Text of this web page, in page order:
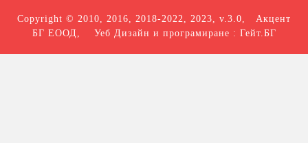
Copyright © 2010, 2016, 2018-2022, 2023, v.3.0, Акцент
БГ ЕООД , Уеб Дизайн и програмиране : Гейт.БГ